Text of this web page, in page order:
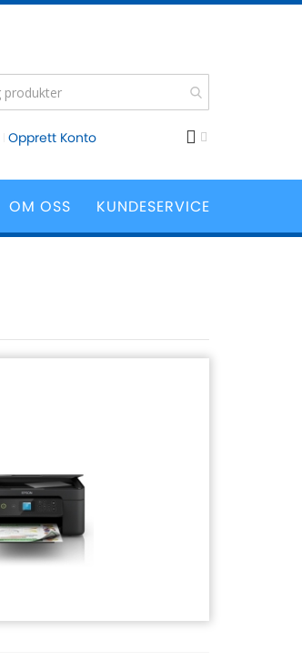
Opprett Konto
KUNDESERVICE
OM OSS